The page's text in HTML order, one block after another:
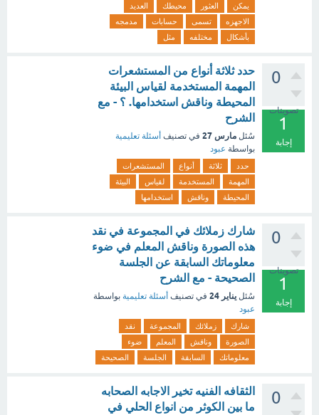
يمكن العثور محيطك
العديد
الاجهزه
تسمى حسابات
مدمجه
بأشكال
مختلفه مثل
0
تصويتات
1
إجابة
حدد ثلاثة أنواع من المستشعرات
المهمة المستخدمة لقياس البيئة
المحيطة وناقش استخدامها. ؟ - مع
الشرح
سُئل مارس 27 في تصنيف أسئلة تعليمية
بواسطة عبود
حدد ثلاثة أنواع
المستشعرات
المهمة
المستخدمة لقياس
البيئة
المحيطة
وناقش استخدامها
0
تصويتات
1
إجابة
شارك زملائك في المجموعة في نقد
هذه الصورة وناقش المعلم في ضوء
معلوماتك السابقة عن الجلسة
الصحيحة - مع الشرح
سُئل يناير 24 في تصنيف أسئلة تعليمية بواسطة
عبود
شارك زملائك المجموعة
نقد
الصورة
وناقش المعلم
ضوء
معلوماتك
السابقة الجلسة الصحيحة
0
الثقافه الفنيه تخير الاجابه الصحابه
ما بين الكوثر من انواع الحلي في